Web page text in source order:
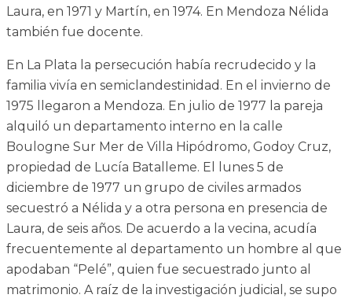
Laura, en 1971 y Martín, en 1974. En Mendoza Nélida
también fue docente.
En La Plata la persecución había recrudecido y la
familia vivía en semiclandestinidad. En el invierno de
1975 llegaron a Mendoza. En julio de 1977 la pareja
alquiló un departamento interno en la calle
Boulogne Sur Mer de Villa Hipódromo, Godoy Cruz,
propiedad de Lucía Batalleme. El lunes 5 de
diciembre de 1977 un grupo de civiles armados
secuestró a Nélida y a otra persona en presencia de
Laura, de seis años. De acuerdo a la vecina, acudía
frecuentemente al departamento un hombre al que
apodaban “Pelé”, quien fue secuestrado junto al
matrimonio. A raíz de la investigación judicial, se supo